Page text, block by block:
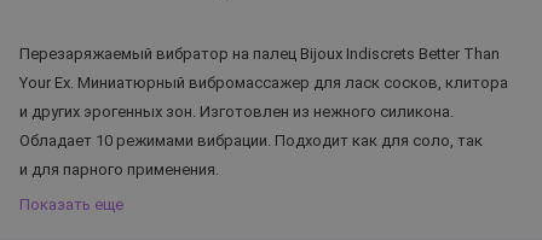
Перезаряжаемый вибратор на палец Bijoux Indiscrets Better Than
Your Ex. Миниатюрный вибромассажер для ласк сосков, клитора
и других эрогенных зон. Изготовлен из нежного силикона.
Обладает 10 режимами вибрации. Подходит как для соло, так
и для парного применения.
Показать еще